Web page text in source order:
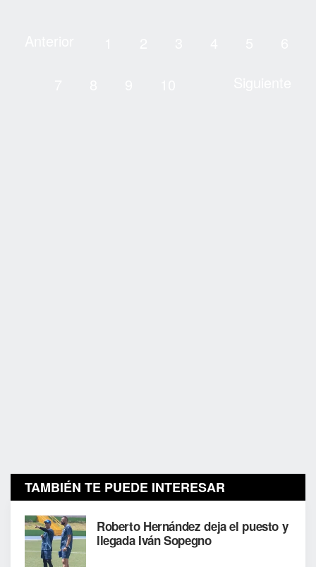
TAMBIÉN TE PUEDE INTERESAR
Roberto Hernández deja el puesto y
llegada Iván Sopegno